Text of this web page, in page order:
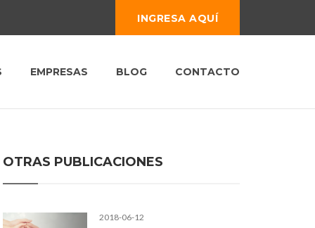
INGRESA AQUÍ
EMPRESAS BLOG CONTACTO
OTRAS PUBLICACIONES
2018-06-12